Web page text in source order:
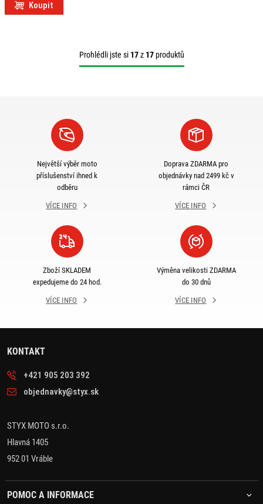
Koupit
Prohlédli jste si 17z 17produktů
Největší výběr moto
příslušenství ihned k
odběru
VÍCE INFO
Doprava ZDARMA pro
objednávky nad 2499 kč v
rámci ČR
VÍCE INFO
Zboží SKLADEM
expedujeme do 24 hod.
VÍCE INFO
Výměna velikosti ZDARMA
do 30 dnů
VÍCE INFO
KONTAKT
+421 905 203 392
objednavky@styx.sk
STYX MOTO s.r.o.
Hlavná 1405
952 01 Vráble
POMOC A INFORMACE